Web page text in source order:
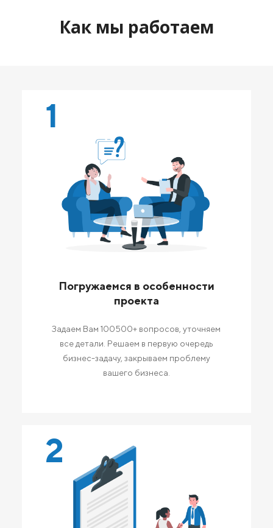
Как мы работаем
1
Погружаемся в особенности
проекта
Задаем Вам 100500+ вопросов, уточняем
все детали. Решаем в первую очередь
бизнес-задачу, закрываем проблему
вашего бизнеса.
2